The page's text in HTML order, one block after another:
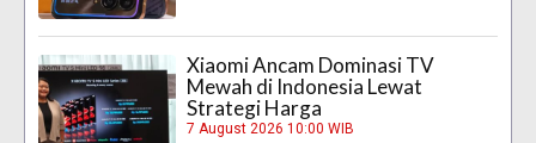
Xiaomi Ancam Dominasi TV
Mewah di Indonesia Lewat
Strategi Harga
7 August 2026 10:00 WIB